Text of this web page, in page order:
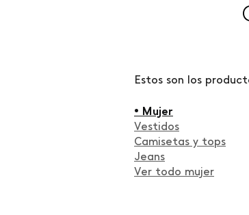
Estos son los
• Mujer
Vestidos
Camisetas y tops
Jeans
Ver todo mujer